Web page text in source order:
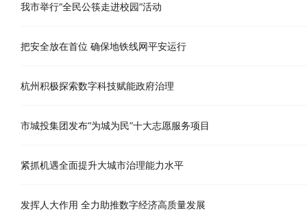
我市举行“全民公筷走进校园”活动
把安全放在首位 确保地铁线网平安运行
杭州积极探索数字科技赋能政府治理
市城投集团发布“为城为民”十大志愿服务项目
紧抓机遇全面提升大城市治理能力水平
发挥人大作用 全力助推数字经济高质量发展